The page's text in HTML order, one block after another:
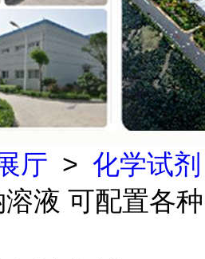
厅 > 化学试剂
液 可配置各种